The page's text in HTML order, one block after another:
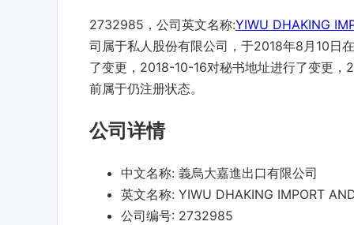
2732985，公司英文名称:YIWU DHAKING
司属于私人股份有限公司，于2018年8月10日
了变更，2018-10-16对秘书地址进行了变更
前属于仍注册状态。
公司详情
中文名称: 義烏大嘉進出口有限公司
英文名称: YIWU DHAKING IMPORT
公司编号: 2732985